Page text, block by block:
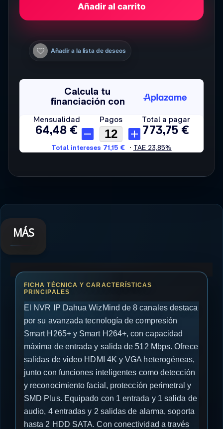
Añadir al carrito
Añadir a la lista de deseos
MÁS
El NVR IP Dahua WizMind de 8 canales destaca
por su avanzada tecnología de compresión
Smart H265+ y Smart H264+, con capacidad
máxima de entrada y salida de 512 Mbps. Ofrece
salidas de video HDMI 4K y VGA heterogéneas,
junto con funciones inteligentes como detección
y reconocimiento facial, protección perimetral y
SMD Plus. Equipado con 1 entrada y 1 salida de
audio, 4 entradas y 2 salidas de alarma, soporta
hasta 2 HDD SATA. Con conectividad a través